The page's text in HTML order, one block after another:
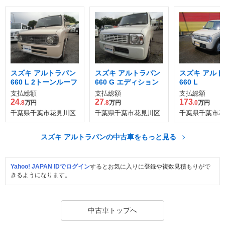
スズキ アルトラパン
660 L 2トーンルーフ
支払総額
24.8万円
千葉県千葉市花見川区
スズキ アルトラパン
660 G エディション
支払総額
27.8万円
千葉県千葉市花見川区
スズキ アル
660 L
支払総額
173.0万円
千葉県千葉市
スズキ アルトラパンの中古車をもっと見る
Yahoo! JAPAN IDでログインするとお気に入りに登録や複数見積もりがで
きるようになります。
中古車トップへ